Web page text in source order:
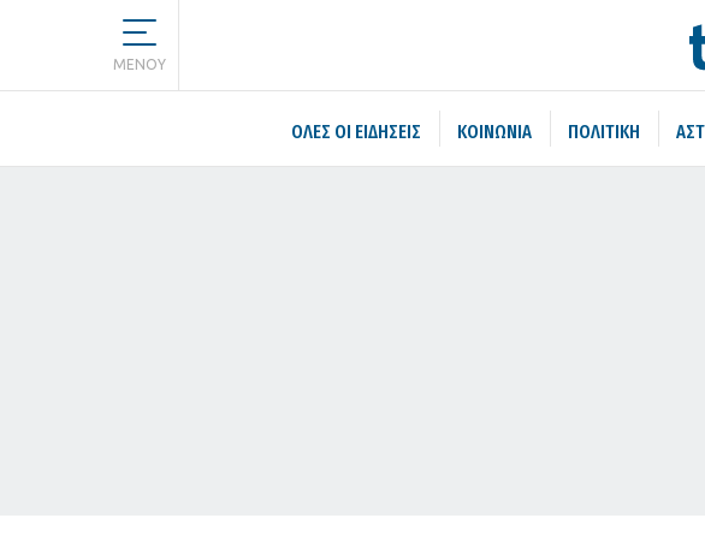
MENOY
ΌΛΕΣ ΟΙ ΕΙΔΉΣΕΙΣ ΚΟΙΝΩΝΙΑ ΠΟΛΙΤΙΚΗ